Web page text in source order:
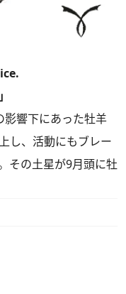
響下にあった牡羊
し、活動にもブレー
その土星が9月頭に牡